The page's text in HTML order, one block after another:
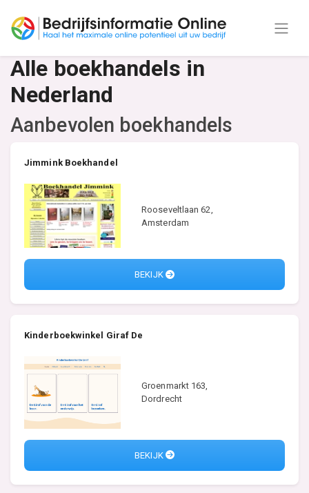
Alle boekhandels in
Nederland
Aanbevolen boekhandels
Jimmink Boekhandel
Rooseveltlaan 62,
Amsterdam
BEKIJK
Kinderboekwinkel Giraf De
Groenmarkt 163,
Dordrecht
BEKIJK